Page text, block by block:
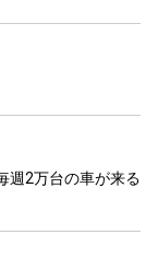
週2万台の車が来る